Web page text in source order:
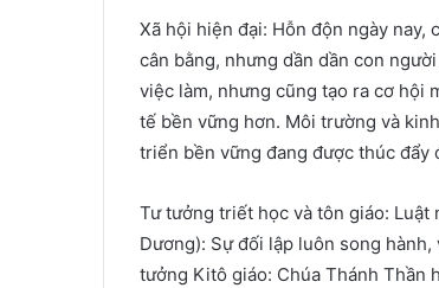
Xã hội hiện đại: Hỗn độn ngày nay,
cân bằng, nhưng dần dần con
việc làm, nhưng cũng tạo ra cơ hội
tế bền vững hơn. Môi trường và
triển bền vững đang được thúc
Tư tưởng triết học và tôn giáo: Luật
Dương): Sự đối lập luôn song
tưởng Kitô giáo: Chúa Thánh Thần